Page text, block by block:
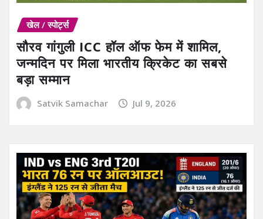
खेल / स्पोर्ट्स
सौरव गांगुली ICC हॉल ऑफ फेम में शामिल,
जन्मदिन पर मिला भारतीय क्रिकेट का सबसे
बड़ा सम्मान
Satvik Samachar Jul 9, 2026